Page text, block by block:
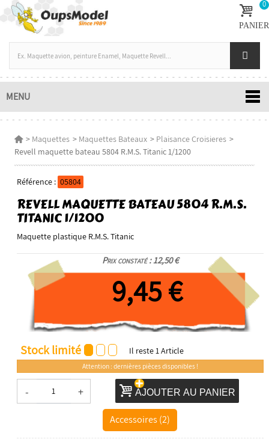
0
PANIER
MENU
> Maquettes > Maquettes Bateaux > Plaisance Croisieres >
Revell maquette bateau 5804 R.M.S. Titanic 1/1200
Référence : 05804
REVELL MAQUETTE BATEAU 5804 R.M.S.
TITANIC 1/1200
Maquette plastique R.M.S. Titanic
Prix constaté : 12,50 €
9,45 €
Stock limité Il reste1Article
Attention : dernières pièces disponibles !
- + AJOUTER AU PANIER
Accessoires (2)